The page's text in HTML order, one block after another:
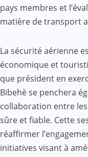
pays membres et
matière de transport
La sécurité aérienne
économique et
que président en
Bibehè se penchera
collaboration entre
sûre et fiable. Cette
réaffirmer
initiatives visant à